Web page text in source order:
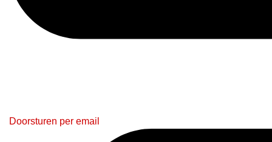
Doorsturen per email